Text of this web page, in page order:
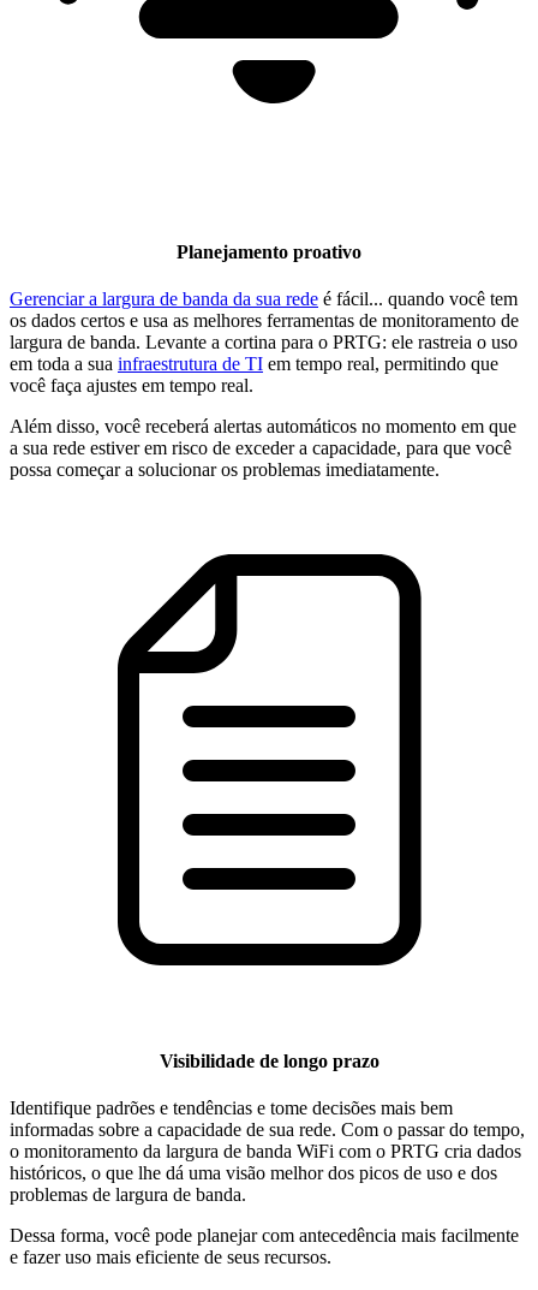
Planejamento proativo
Gerenciar a largura de banda da sua rede é fácil... quando você tem
os dados certos e usa as melhores ferramentas de monitoramento de
largura de banda. Levante a cortina para o PRTG: ele rastreia o uso
em toda a sua infraestrutura de TI em tempo real, permitindo que
você faça ajustes em tempo real.
Além disso, você receberá alertas automáticos no momento em que
a sua rede estiver em risco de exceder a capacidade, para que você
possa começar a solucionar os problemas imediatamente.
Visibilidade de longo prazo
Identifique padrões e tendências e tome decisões mais bem
informadas sobre a capacidade de sua rede. Com o passar do tempo,
o monitoramento da largura de banda WiFi com o PRTG cria dados
históricos, o que lhe dá uma visão melhor dos picos de uso e dos
problemas de largura de banda.
Dessa forma, você pode planejar com antecedência mais facilmente
e fazer uso mais eficiente de seus recursos.